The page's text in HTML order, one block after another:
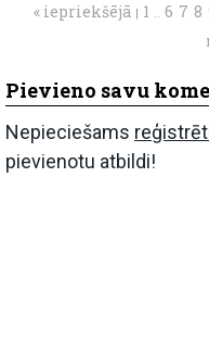
« iepriekšējā 1 .. 6 7 8
Pievieno savu
Nepieciešams
pievienotu atbildi!